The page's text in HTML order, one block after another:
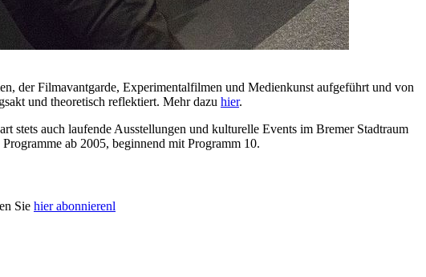
der Filmavantgarde, Experimentalfilmen und Medienkunst aufgeführt und von
und theoretisch reflektiert. Mehr dazu hier.
stets auch laufende Ausstellungen und kulturelle Events im Bremer Stadtraum
ab 2005, beginnend mit Programm 10.
Sie hier abonnierenl